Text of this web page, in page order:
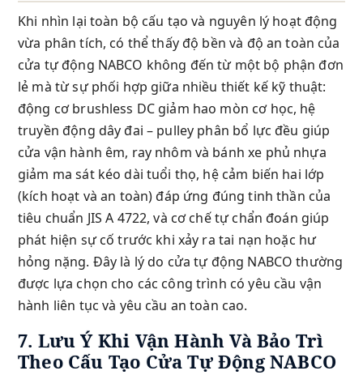
Khi nhìn lại toàn bộ cấu tạo và nguyên lý hoạt động
vừa phân tích, có thể thấy độ bền và độ an toàn của
cửa tự động NABCO không đến từ một bộ phận đơn
lẻ mà từ sự phối hợp giữa nhiều thiết kế kỹ thuật:
động cơ brushless DC giảm hao mòn cơ học, hệ
truyền động dây đai – pulley phân bổ lực đều giúp
cửa vận hành êm, ray nhôm và bánh xe phủ nhựa
giảm ma sát kéo dài tuổi thọ, hệ cảm biến hai lớp
(kích hoạt và an toàn) đáp ứng đúng tinh thần của
tiêu chuẩn JIS A 4722, và cơ chế tự chẩn đoán giúp
phát hiện sự cố trước khi xảy ra tai nạn hoặc hư
hỏng nặng. Đây là lý do cửa tự động NABCO thường
được lựa chọn cho các công trình có yêu cầu vận
hành liên tục và yêu cầu an toàn cao.
7. Lưu Ý Khi Vận Hành Và Bảo Trì
Theo Cấu Tạo Cửa Tự Động NABCO